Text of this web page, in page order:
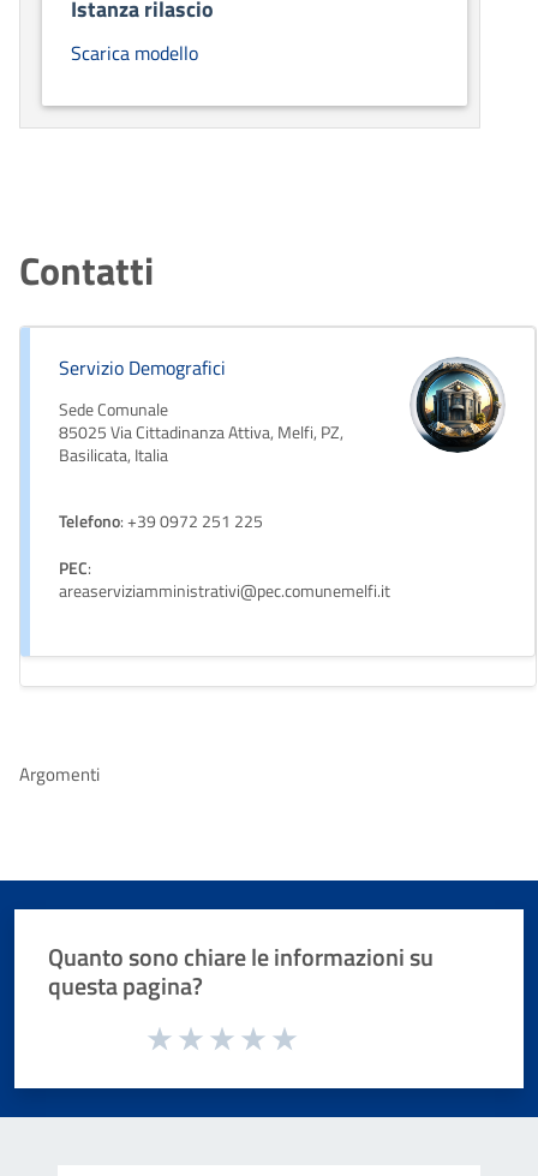
Istanza rilascio
Scarica modello
Contatti
Servizio Demografici
Sede Comunale
85025 Via Cittadinanza Attiva, Melfi, PZ,
Basilicata, Italia
Telefono: +39 0972 251 225
PEC:
areaserviziamministrativi@pec.comunemelfi.it
Argomenti
Quanto sono chiare le informazioni su
questa pagina?
Valuta da 1 a 5 stelle la pagina